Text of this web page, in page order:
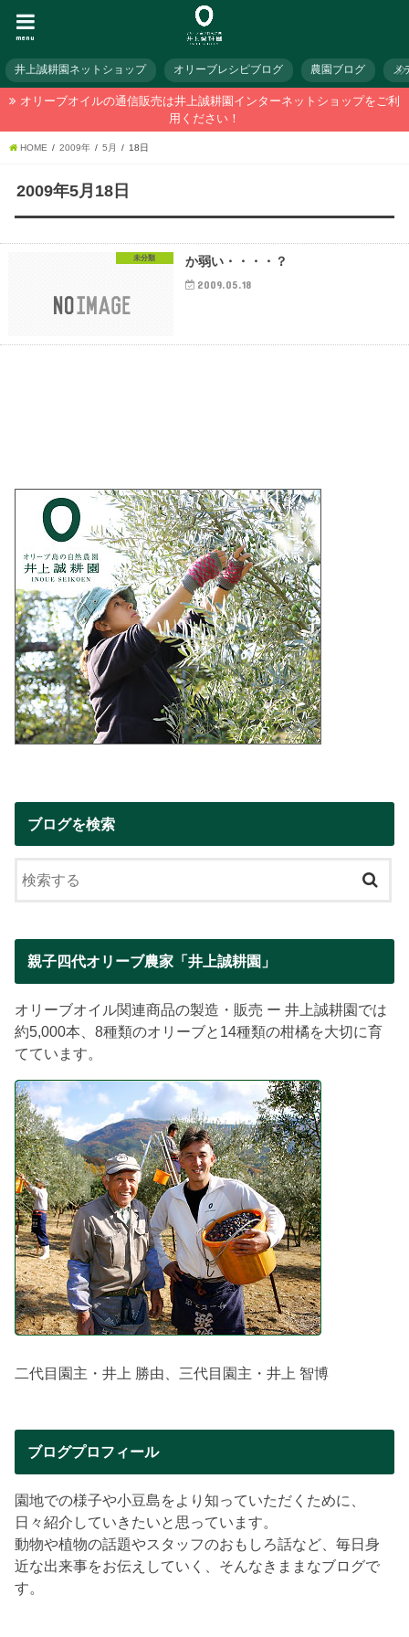
menu
井上誠耕園ネットショップ オリーブレシピブログ 農園ブログ メ
オリーブオイルの通信販売は井上誠耕園インターネットショップをご利
用ください！
HOME 2009年 5月 18日
2009年5月18日
未分類 か弱い・・・・？
2009.05.18
ブログを検索
親子四代オリーブ農家「井上誠耕園」
オリーブオイル関連商品の製造・販売 ー 井上誠耕園では
約5,000本、8種類のオリーブと14種類の柑橘を大切に育
てています。
二代目園主・井上 勝由、三代目園主・井上 智博
ブログプロフィール
園地での様子や小豆島をより知っていただくために、
日々紹介していきたいと思っています。
動物や植物の話題やスタッフのおもしろ話など、毎日身
近な出来事をお伝えしていく、そんなきままなブログで
す。